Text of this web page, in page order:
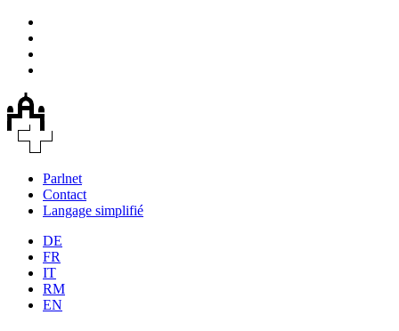
Parlnet
Contact
Langage simplifié
DE
FR
IT
RM
EN